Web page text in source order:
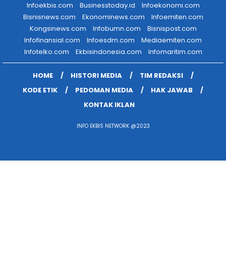
Infoekbis.com
Businesstoday.id
Infoekonomi.com
Bisnisnews.com
Ekonominews.com
Infoemiten.com
Kongsinews.com
Infobumn.com
Bisnispost.com
Infofinansial.com
Infoesdm.com
Mediaemiten.com
Infotelko.com
Ekbisindonesia.com Infomaritim.com
HOME HISTORI MEDIA
TIM REDAKSI
KODE ETIK
PEDOMAN MEDIA
HAK JAWAB
KONTAK IKLAN
INFO EKBIS NETWORK @2023